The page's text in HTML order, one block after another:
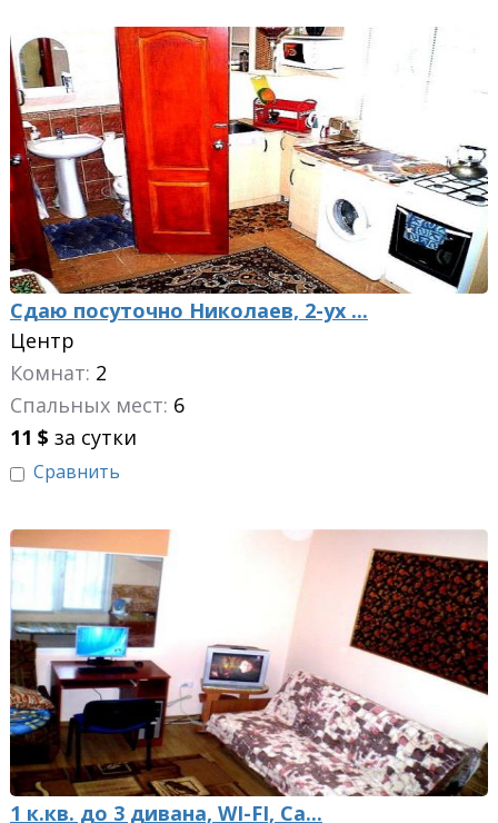
Сдаю посуточно Николаев, 2-ух ...
Центр
Комнат: 2
Спальных мест: 6
11 $ за сутки
Сравнить
1 к.кв. до 3 дивана, WI-FI, Са...